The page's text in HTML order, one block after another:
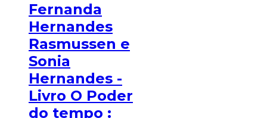
Fernanda
Hernandes
Rasmussen e
Sonia
Hernandes -
Livro O Poder
do tempo :